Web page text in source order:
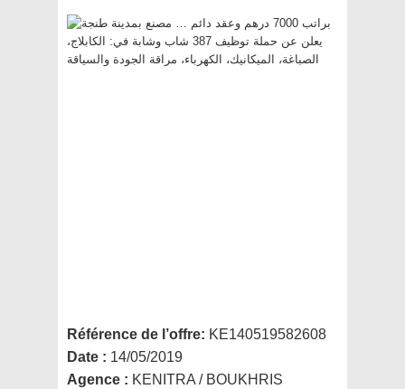
Référence de l’offre: KE140519582608
Date : 14/05/2019
Agence : KENITRA / BOUKHRIS